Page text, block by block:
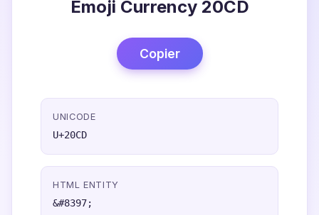
Emoji Currency 20CD
Copier
UNICODE
U+20CD
HTML ENTITY
&#8397;